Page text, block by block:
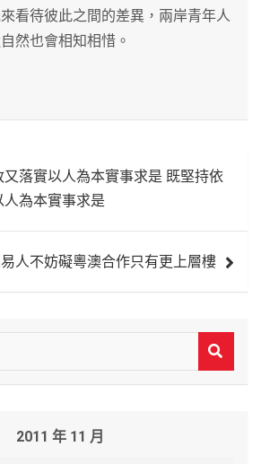
看待彼此之間的差異，兩岸青年人
然也會相知相惜。
落實以人為本實事求是 既堅持依
為本實事求是
人不妨礙粵澳合作只有更上層樓
2011 年 11 月